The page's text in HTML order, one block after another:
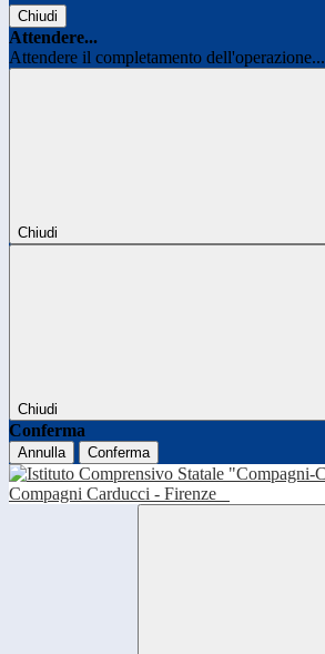
Chiudi
Attendere...
Attendere il completamento dell'operazione...
Chiudi
Chiudi
Conferma
Annulla Conferma
Compagni Carducci - Firenze